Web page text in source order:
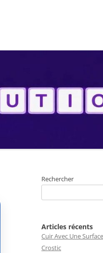
Rechercher
Articles récents
Cuir Avec Une
Crostic